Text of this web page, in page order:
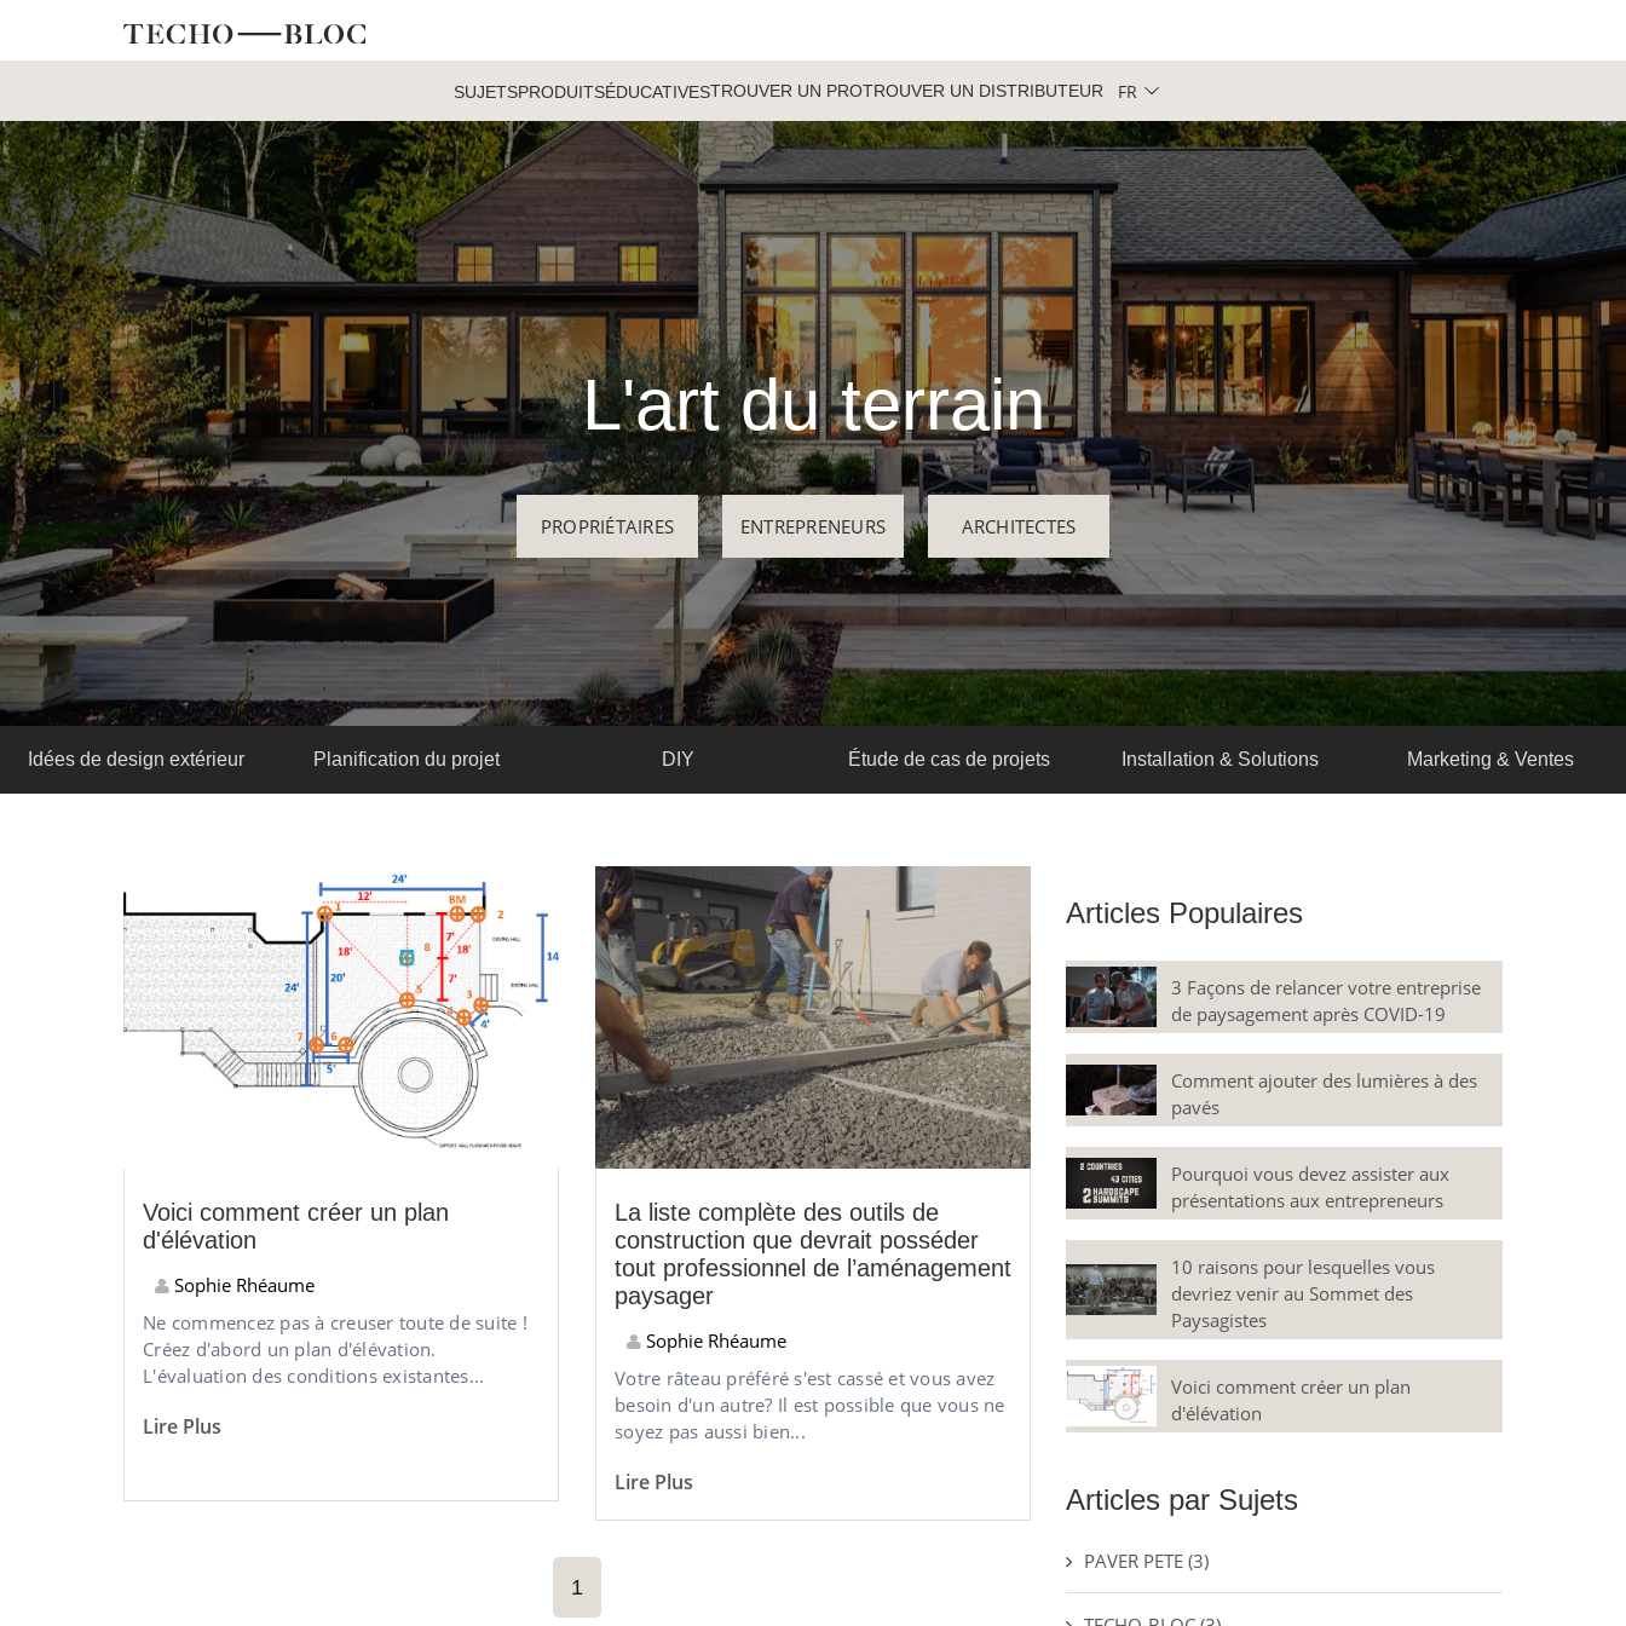
SUJETSPRODUITSÉDUCATIVESTROUVER UN PROTROUVER UN DISTRIBUTEUR FR
L'art du terrain
PROPRIÉTAIRES ENTREPRENEURS ARCHITECTES
Idées de design extérieur Planification du projet DIY Étude de cas de projets Installation & Solutions Marketing & Ventes
Voici comment créer un plan
d'élévation
Sophie Rhéaume
Ne commencez pas à creuser toute de suite !
Créez d'abord un plan d'élévation.
L'évaluation des conditions existantes...
Lire Plus
La liste complète des outils de
construction que devrait posséder
tout professionnel de l’aménagement
paysager
Sophie Rhéaume
Votre râteau préféré s'est cassé et vous avez
besoin d'un autre? Il est possible que vous ne
soyez pas aussi bien...
Lire Plus
1
Articles Populaires
3 Façons de relancer votre entreprise
de paysagement après COVID-19
Comment ajouter des lumières à des
pavés
Pourquoi vous devez assister aux
présentations aux entrepreneurs
10 raisons pour lesquelles vous
devriez venir au Sommet des
Paysagistes
Voici comment créer un plan
d'élévation
Articles par Sujets
PAVER PETE(3)